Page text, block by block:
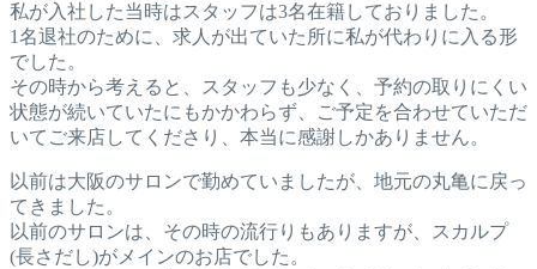
私が入社した当時はスタッフは3名在籍しておりました。
1名退社のために、求人が出ていた所に私が代わりに入る形
でした。
その時から考えると、スタッフも少なく、予約の取りにくい
状態が続いていたにもかかわらず、ご予定を合わせていただ
いてご来店してくださり、本当に感謝しかありません。
以前は大阪のサロンで勤めていましたが、地元の丸亀に戻っ
てきました。
以前のサロンは、その時の流行りもありますが、スカルプ
(長さだし)がメインのお店でした。